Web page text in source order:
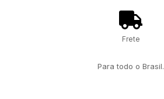
Frete
Para todo o Brasil.